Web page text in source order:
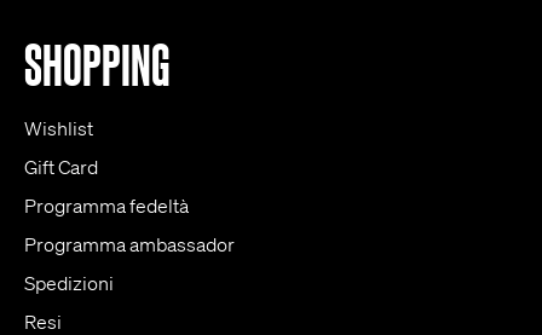
SHOPPING
Wishlist
Gift Card
Programma fedeltà
Programma ambassador
Spedizioni
Resi